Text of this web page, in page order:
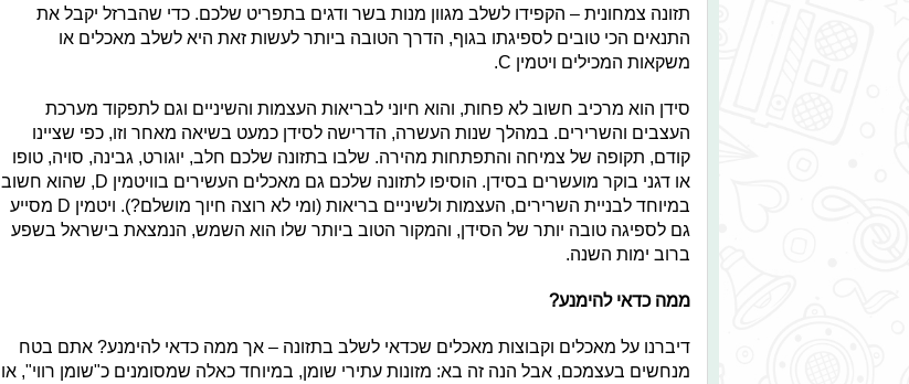
תזונה צמחונית – הקפידו לשלב מגוון מנות בשר ודגים בתפריט שלכם. כדי שהברזל יקבל את
התנאים הכי טובים לספיגתו בגוף, הדרך הטובה ביותר לעשות זאת היא לשלב מאכלים או
משקאות המכילים ויטמין C.
סידן הוא מרכיב חשוב לא פחות, והוא חיוני לבריאות העצמות והשיניים וגם לתפקוד מערכת
העצבים והשרירים. במהלך שנות העשרה, הדרישה לסידן כמעט בשיאה מאחר וזו, כפי שציינו
קודם, תקופה של צמיחה והתפתחות מהירה. שלבו בתזונה שלכם חלב, יוגורט, גבינה, סויה, טופו
או דגני בוקר מועשרים בסידן. הוסיפו לתזונה שלכם גם מאכלים העשירים בוויטמין D, שהוא חשוב
במיוחד לבניית השרירים, העצמות ולשיניים בריאות (ומי לא רוצה חיוך מושלם?). ויטמין D מסייע
גם לספיגה טובה יותר של הסידן, והמקור הטוב ביותר שלו הוא השמש, הנמצאת בישראל בשפע
ברוב ימות השנה.
ממה כדאי להימנע?
דיברנו על מאכלים וקבוצות מאכלים שכדאי לשלב בתזונה – אך ממה כדאי להימנע? אתם בטח
מנחשים בעצמכם, אבל הנה זה בא: מזונות עתירי שומן, במיוחד כאלה שמסומנים כ"שומן רווי", או